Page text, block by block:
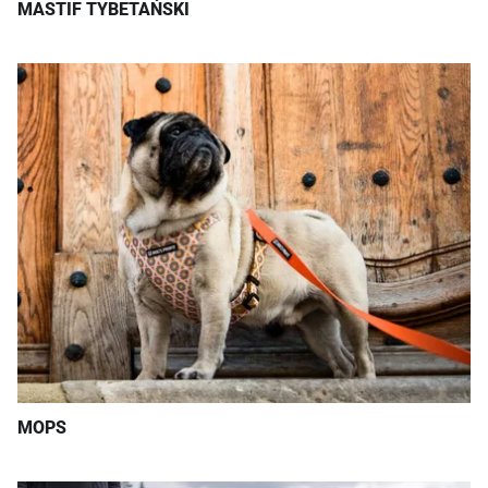
MASTIF TYBETAŃSKI
MOPS